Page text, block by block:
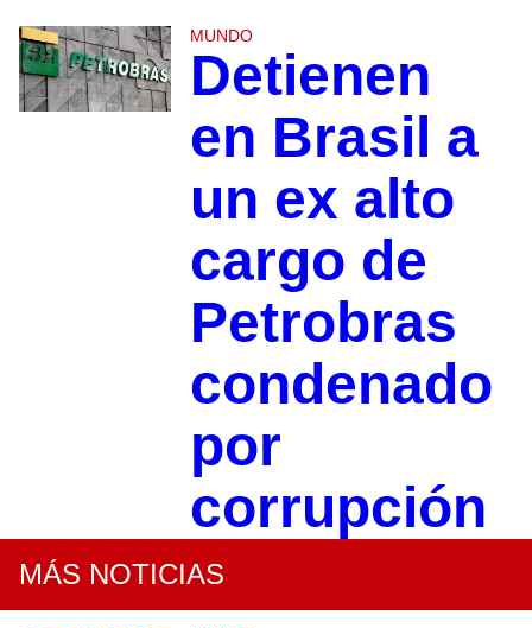
MUNDO
Detienen
en Brasil a
un ex alto
cargo de
Petrobras
condenado
por
corrupción
MÁS NOTICIAS